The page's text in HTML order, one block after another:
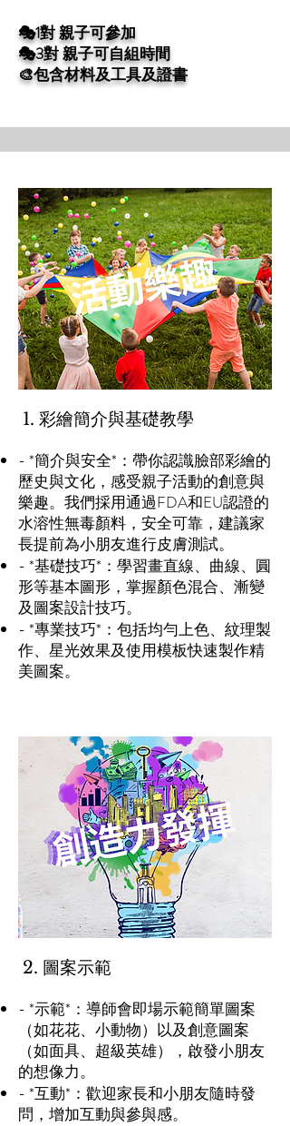
🎭1對 親子可參加
🎭3對 親子可自組時間
🎨包含材料及工具及證書
1. 彩繪簡介與基礎教學
- *簡介與安全*：帶你認識臉部彩繪的
歷史與文化，感受親子活動的創意與
樂趣。我們採用通過FDA和EU認證的
水溶性無毒顏料，安全可靠，建議家
長提前為小朋友進行皮膚測試。
- *基礎技巧*：學習畫直線、曲線、圓
形等基本圖形，掌握顏色混合、漸變
及圖案設計技巧。
- *專業技巧*：包括均勻上色、紋理製
作、星光效果及使用模板快速製作精
美圖案。
2. 圖案示範
- *示範*：導師會即場示範簡單圖案
（如花花、小動物）以及創意圖案
（如面具、超級英雄），啟發小朋友
的想像力。
- *互動*：歡迎家長和小朋友隨時發
問，增加互動與參與感。